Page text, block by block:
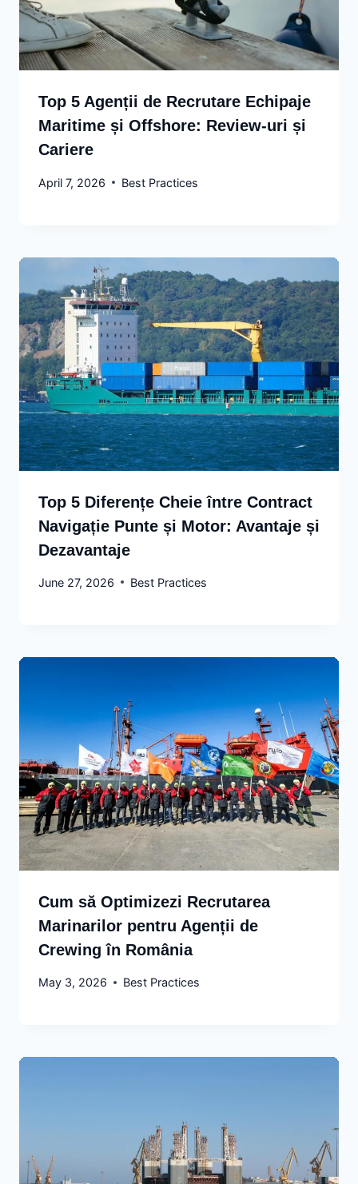
Top 5 Agenții de Recrutare Echipaje
Maritime și Offshore: Review-uri și
Cariere
April 7, 2026 Best Practices
Top 5 Diferențe Cheie între Contract
Navigație Punte și Motor: Avantaje și
Dezavantaje
June 27, 2026 Best Practices
Cum să Optimizezi Recrutarea
Marinarilor pentru Agenții de
Crewing în România
May 3, 2026 Best Practices